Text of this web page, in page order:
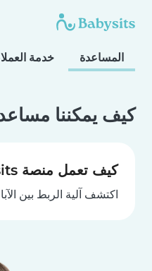
المساعدة خدمة
كيف يمكننا
كيف تعمل منصة Babysits؟
اكتشف آلية الربط بين